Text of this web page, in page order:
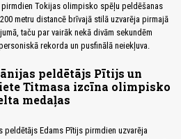
pirmdien Tokijas olimpisko spēļu peldēšanas
metru distancē brīvajā stilā uzvarēja pirmajā
taču par vairāk nekā divām sekundēm
rekorda un pusfinālā neiekļuva.
peldētājs Pītijs un
Titmasa izcīna olimpisko
medaļas
peldētājs Edams Pītijs pirmdien uzvarēja